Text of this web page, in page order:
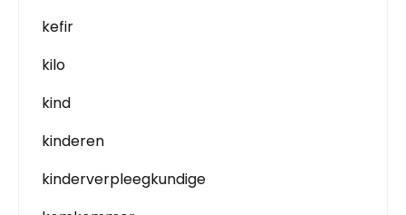
kefir
kilo
kind
kinderen
kinderverpleegkundige